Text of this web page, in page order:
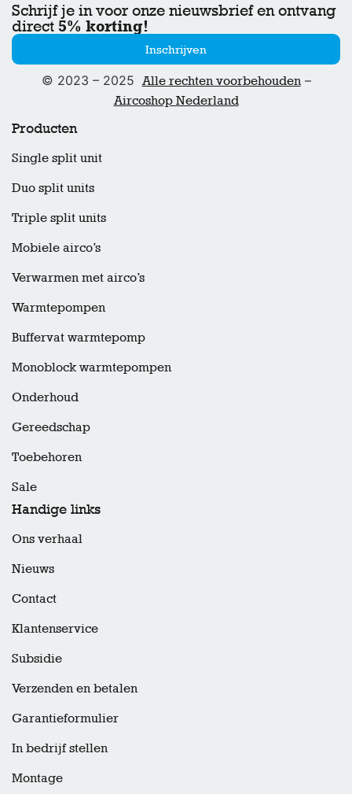
Schrijf je in voor onze nieuwsbrief en ontvang
direct 5% korting!
Inschrijven
© 2023 – 2025 Alle rechten voorbehouden –
Aircoshop Nederland
Producten
Single split unit
Duo split units
Triple split units
Mobiele airco’s
Verwarmen met airco’s
Warmtepompen
Buffervat warmtepomp
Monoblock warmtepompen
Onderhoud
Gereedschap
Toebehoren
Sale
Handige links
Ons verhaal
Nieuws
Contact
Klantenservice
Subsidie
Verzenden en betalen
Garantieformulier
In bedrijf stellen
Montage